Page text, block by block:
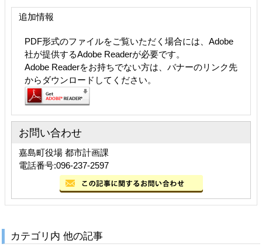
追加情報
PDF形式のファイルをご覧いただく場合には、Adobe
社が提供するAdobe Readerが必要です。
Adobe Readerをお持ちでない方は、バナーのリンク先
からダウンロードしてください。
お問い合わせ
嘉島町役場 都市計画課
電話番号:096-237-2597
カテゴリ内 他の記事